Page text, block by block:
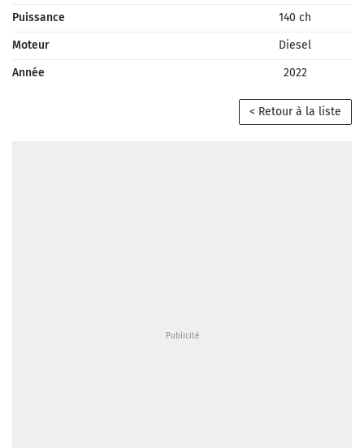
Puissance
140 ch
Moteur
Diesel
Année
2022
< Retour à la liste